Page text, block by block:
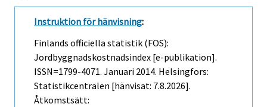
Instruktion för hänvisning:
Finlands officiella statistik (FOS):
Jordbyggnadskostnadsindex [e-publikation].
ISSN=1799-4071. Januari 2014. Helsingfors:
Statistikcentralen [hänvisat: 7.8.2026].
Åtkomstsätt: